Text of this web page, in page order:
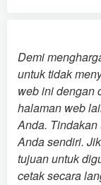
Demi
untuk tidak
web ini dengan
halaman web
Anda.
Anda sendiri.
tujuan untuk
cetak secara